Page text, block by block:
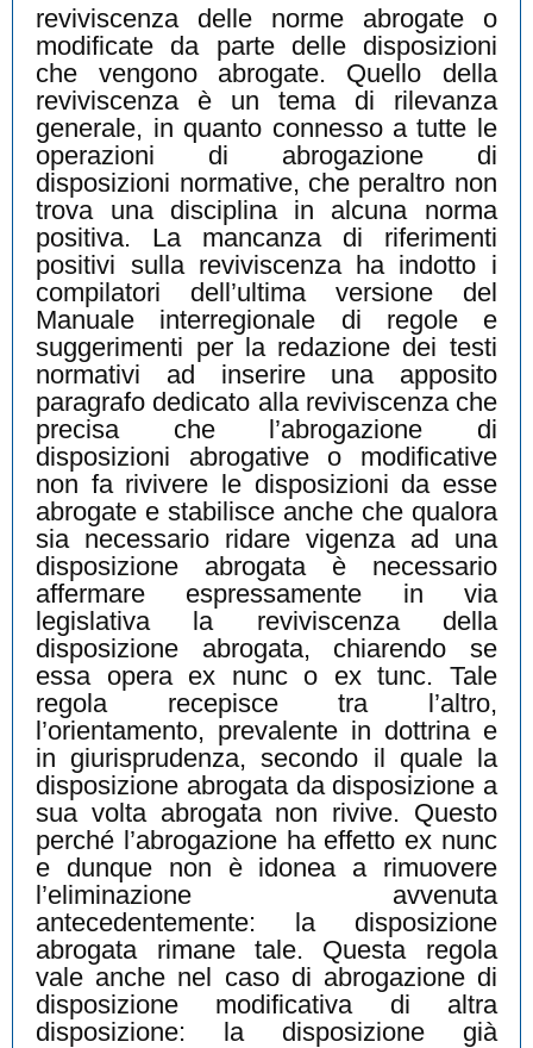
reviviscenza delle norme abrogate o
modificate da parte delle disposizioni
che vengono abrogate. Quello della
reviviscenza è un tema di rilevanza
generale, in quanto connesso a tutte le
operazioni di abrogazione di
disposizioni normative, che peraltro non
trova una disciplina in alcuna norma
positiva. La mancanza di riferimenti
positivi sulla reviviscenza ha indotto i
compilatori dell’ultima versione del
Manuale interregionale di regole e
suggerimenti per la redazione dei testi
normativi ad inserire una apposito
paragrafo dedicato alla reviviscenza che
precisa che l’abrogazione di
disposizioni abrogative o modificative
non fa rivivere le disposizioni da esse
abrogate e stabilisce anche che qualora
sia necessario ridare vigenza ad una
disposizione abrogata è necessario
affermare espressamente in via
legislativa la reviviscenza della
disposizione abrogata, chiarendo se
essa opera ex nunc o ex tunc. Tale
regola recepisce tra l’altro,
l’orientamento, prevalente in dottrina e
in giurisprudenza, secondo il quale la
disposizione abrogata da disposizione a
sua volta abrogata non rivive. Questo
perché l’abrogazione ha effetto ex nunc
e dunque non è idonea a rimuovere
l’eliminazione avvenuta
antecedentemente: la disposizione
abrogata rimane tale. Questa regola
vale anche nel caso di abrogazione di
disposizione modificativa di altra
disposizione: la disposizione già